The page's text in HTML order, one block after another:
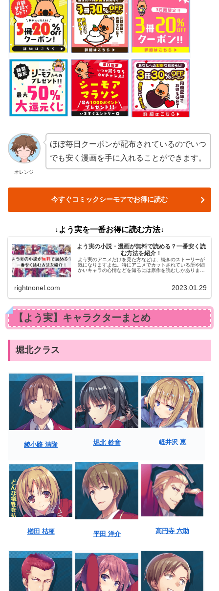
オレンジ
ほぼ毎日クーポンが配布されているのでいつ
でも安く漫画を手に入れることができます。
今すぐコミックシーモアでお得に読む
↓よう実を一番お得に読む方法↓
よう実の小説・漫画が無料で読める？一番安く読
む方法を紹介！
よう実のアニメだけを見た方などは、続きのストーリーが
気になりますよね。特にアニメでカットされている所や細
かいキャラの心情などを知るには原作を読むしかありませ
rightnonel.com 2023.01.29
【よう実】キャラクターまとめ
堀北クラス
綾小路 清隆 堀北 鈴音 軽井沢 恵
櫛田 桔梗 平田 洋介 高円寺 六助